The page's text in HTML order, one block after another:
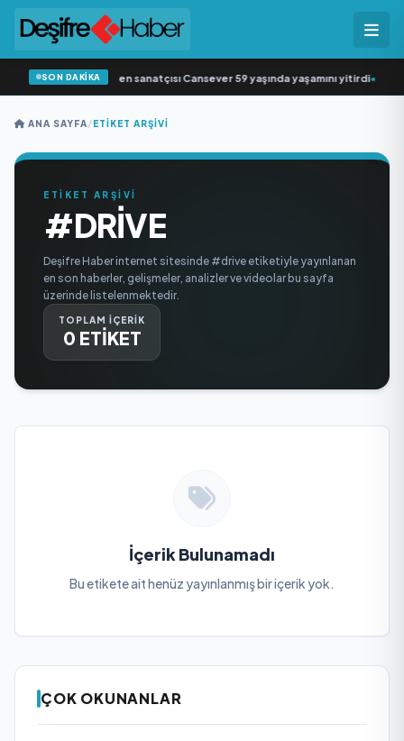
SON DAKİKA
Arabesk müziğin sevilen sanatçısı Cansever 59 yaşında yaşamını yitirdi•
ANA SAYFA/ETIKET ARŞIVI
ETİKET ARŞİVİ
#DRIVE
Deşifre Haber internet sitesinde #drive etiketiyle yayınlanan
en son haberler, gelişmeler, analizler ve videolar bu sayfa
üzerinde listelenmektedir.
TOPLAM İÇERİK
0 ETİKET
İçerik Bulunamadı
Bu etikete ait henüz yayınlanmış bir içerik yok.
ÇOK OKUNANLAR